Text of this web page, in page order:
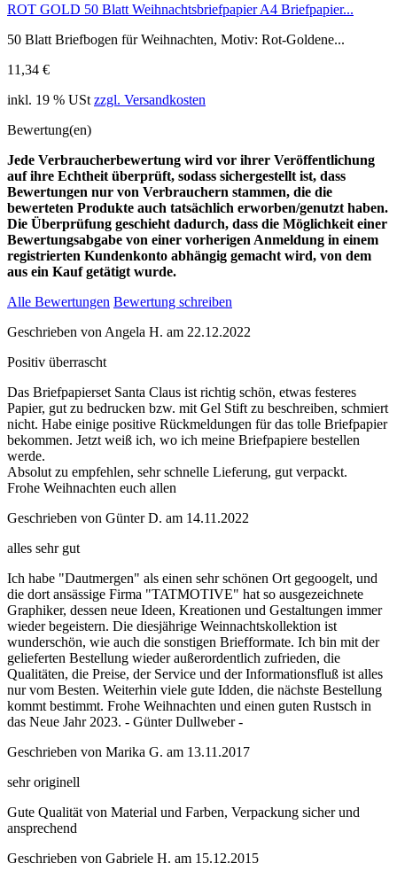
ROT GOLD 50 Blatt Weihnachtsbriefpapier A4 Briefpapier...
50 Blatt Briefbogen für Weihnachten, Motiv: Rot-Goldene...
11,34 €
inkl. 19 % USt zzgl. Versandkosten
Bewertung(en)
Jede Verbraucherbewertung wird vor ihrer Veröffentlichung
auf ihre Echtheit überprüft, sodass sichergestellt ist, dass
Bewertungen nur von Verbrauchern stammen, die die
bewerteten Produkte auch tatsächlich erworben/genutzt haben.
Die Überprüfung geschieht dadurch, dass die Möglichkeit einer
Bewertungsabgabe von einer vorherigen Anmeldung in einem
registrierten Kundenkonto abhängig gemacht wird, von dem
aus ein Kauf getätigt wurde.
Alle Bewertungen Bewertung schreiben
Geschrieben von Angela H. am 22.12.2022
Positiv überrascht
Das Briefpapierset Santa Claus ist richtig schön, etwas festeres
Papier, gut zu bedrucken bzw. mit Gel Stift zu beschreiben, schmiert
nicht. Habe einige positive Rückmeldungen für das tolle Briefpapier
bekommen. Jetzt weiß ich, wo ich meine Briefpapiere bestellen
werde.
Absolut zu empfehlen, sehr schnelle Lieferung, gut verpackt.
Frohe Weihnachten euch allen
Geschrieben von Günter D. am 14.11.2022
alles sehr gut
Ich habe "Dautmergen" als einen sehr schönen Ort gegoogelt, und
die dort ansässige Firma "TATMOTIVE" hat so ausgezeichnete
Graphiker, dessen neue Ideen, Kreationen und Gestaltungen immer
wieder begeistern. Die diesjährige Weinnachtskollektion ist
wunderschön, wie auch die sonstigen Briefformate. Ich bin mit der
gelieferten Bestellung wieder außerordentlich zufrieden, die
Qualitäten, die Preise, der Service und der Informationsfluß ist alles
nur vom Besten. Weiterhin viele gute Idden, die nächste Bestellung
kommt bestimmt. Frohe Weihnachten und einen guten Rustsch in
das Neue Jahr 2023. - Günter Dullweber -
Geschrieben von Marika G. am 13.11.2017
sehr originell
Gute Qualität von Material und Farben, Verpackung sicher und
ansprechend
Geschrieben von Gabriele H. am 15.12.2015